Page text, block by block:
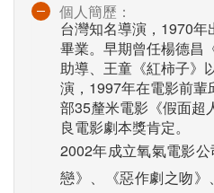
個人簡歷：
台灣知名導演，1970
畢業。早期曾任楊德昌
助導、王童《紅柿子》
演，1997年在電影前
部35釐米電影《假面超
良電影劇本獎肯定。
2002年成立氧氣電影
戀》、《惡作劇之吻》